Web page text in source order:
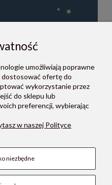
Regulamin i Politykę
umożliwiają poprawne
dostosować ofertę do
wykorzystanie przez
do sklepu lub
preferencji, wybierając
w naszej Polityce
niezbędne